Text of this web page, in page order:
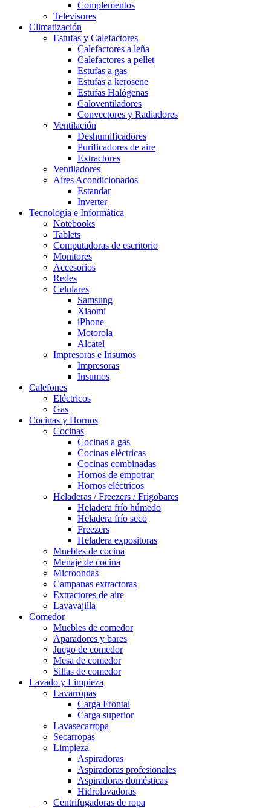
Complementos
Televisores
Climatización
Estufas y Calefactores
Calefactores a leña
Calefactores a pellet
Estufas a gas
Estufas a kerosene
Estufas Halógenas
Caloventiladores
Convectores y Radiadores
Ventilación
Deshumificadores
Purificadores de aire
Extractores
Ventiladores
Aires Acondicionados
Estandar
Inverter
Tecnología e Informática
Notebooks
Tablets
Computadoras de escritorio
Monitores
Accesorios
Redes
Celulares
Samsung
Xiaomi
iPhone
Motorola
Alcatel
Impresoras e Insumos
Impresoras
Insumos
Calefones
Eléctricos
Gas
Cocinas y Hornos
Cocinas
Cocinas a gas
Cocinas eléctricas
Cocinas combinadas
Hornos de empotrar
Hornos eléctricos
Heladeras / Freezers / Frigobares
Heladera frío húmedo
Heladera frío seco
Freezers
Heladera expositoras
Muebles de cocina
Menaje de cocina
Microondas
Campanas extractoras
Extractores de aire
Lavavajilla
Comedor
Muebles de comedor
Aparadores y bares
Juego de comedor
Mesa de comedor
Sillas de comedor
Lavado y Limpieza
Lavarropas
Carga Frontal
Carga superior
Lavasecarropa
Secarropas
Limpieza
Aspiradoras
Aspiradoras profesionales
Aspiradoras domésticas
Hidrolavadoras
Centrifugadoras de ropa